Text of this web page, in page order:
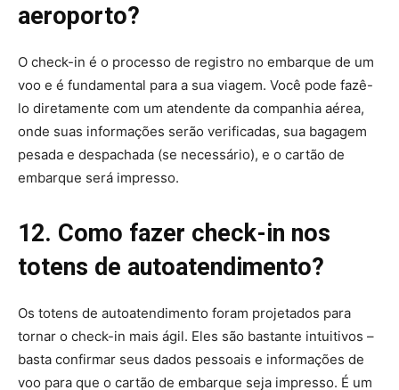
aeroporto?
O check-in é o processo de registro no embarque de um
voo e é fundamental para a sua viagem. Você pode fazê-
lo diretamente com um atendente da companhia aérea,
onde suas informações serão verificadas, sua bagagem
pesada e despachada (se necessário), e o cartão de
embarque será impresso.
12. Como fazer check-in nos
totens de autoatendimento?
Os totens de autoatendimento foram projetados para
tornar o check-in mais ágil. Eles são bastante intuitivos –
basta confirmar seus dados pessoais e informações de
voo para que o cartão de embarque seja impresso. É um